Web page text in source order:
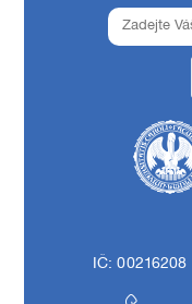
IČ: 00216208